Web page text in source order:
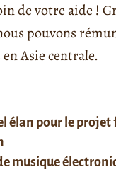
de votre aide !
pouvons
Asie centrale.
élan pour le
musique